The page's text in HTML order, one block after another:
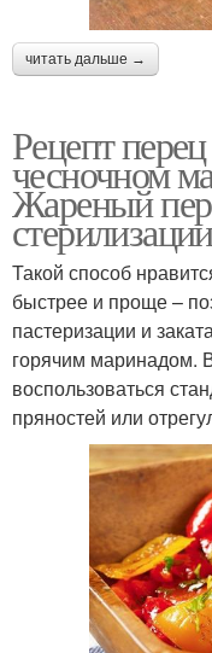
читать дальше →
Рецепт
чесночном
Жареный
стерилизации
Такой способ
быстрее и проще –
пастеризации и
горячим маринадом.
воспользоваться
пряностей или